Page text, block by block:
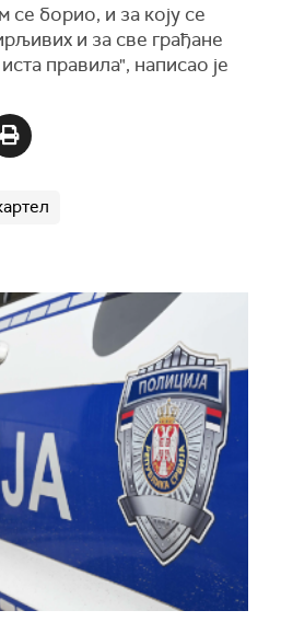
се борио, и за коју се
и за све грађане
правила", написао је